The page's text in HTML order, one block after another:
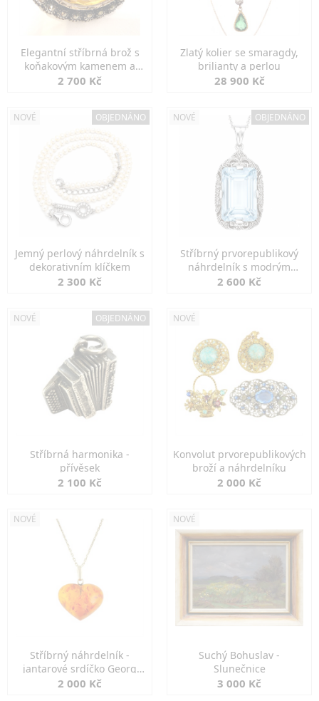
Elegantní stříbrná brož s
koňakovým kamenem a
markazity
2 700 Kč
Zlatý kolier se smaragdy,
brilianty a perlou
28 900 Kč
NOVÉ OBJEDNÁNO
Jemný perlový náhrdelník s
dekorativním klíčkem
2 300 Kč
NOVÉ OBJEDNÁNO
Stříbrný prvorepublikový
náhrdelník s modrým
spinelem
2 600 Kč
NOVÉ OBJEDNÁNO
Stříbrná harmonika -
přívěsek
2 100 Kč
NOVÉ
Konvolut prvorepublikových
broží a náhrdelníku
2 000 Kč
NOVÉ
Stříbrný náhrdelník -
jantarové srdíčko Georg
Kramer
2 000 Kč
NOVÉ
Suchý Bohuslav -
Slunečnice
3 000 Kč